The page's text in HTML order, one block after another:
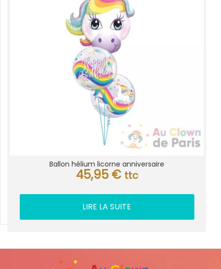
Ballon hélium licorne anniversaire
45,95 € ttc
LIRE LA SUITE